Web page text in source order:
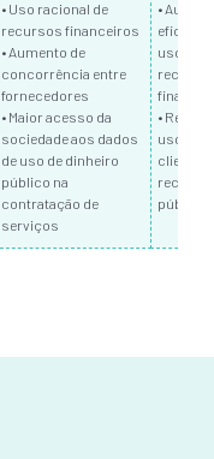
• Uso racional de
recursos financeiros
• Aumento de
concorrência entre
fornecedores
• Maior acesso da
sociedade aos dados
de uso de dinheiro
público na
contratação de
serviços
•
uso dos
•
uso
públicos